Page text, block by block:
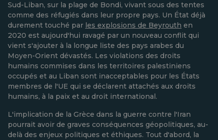
Sud-Liban, sur la plage de Bondi, vivant sous des tentes
comme des réfugiés dans leur propre pays. Un État déjà
durement touché par les explosions de Beyrouth en
2020 est aujourd'hui ravagé par un nouveau conflit qui
vient s'ajouter à la longue liste des pays arabes du
Moyen-Orient dévastés. Les violations des droits
humains commises dans les territoires palestiniens
occupés et au Liban sont inacceptables pour les États
membres de l'UE qui se déclarent attachés aux droits
humains, à la paix et au droit international.
L'implication de la Grèce dans la guerre contre l'Iran
pourrait avoir de graves conséquences géopolitiques, au-
delà des enjeux politiques et éthiques. Tout d'abord, la